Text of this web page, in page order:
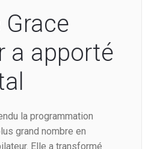
Grace
a apporté
la programmation
grand nombre en
Elle a transformé